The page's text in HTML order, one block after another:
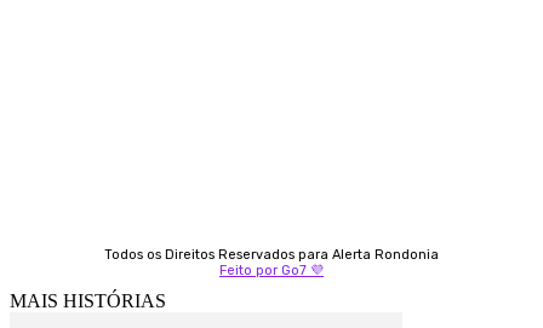
Todos os Direitos Reservados para Alerta Rondonia
Feito por Go7 💜
MAIS HISTÓRIAS